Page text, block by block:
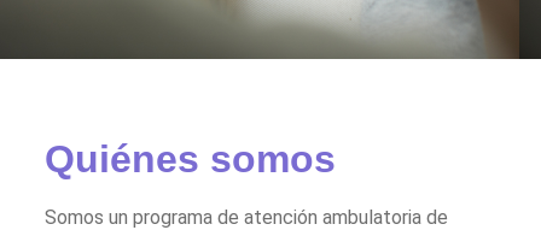
Quiénes somos
Somos un programa de atención ambulatoria de